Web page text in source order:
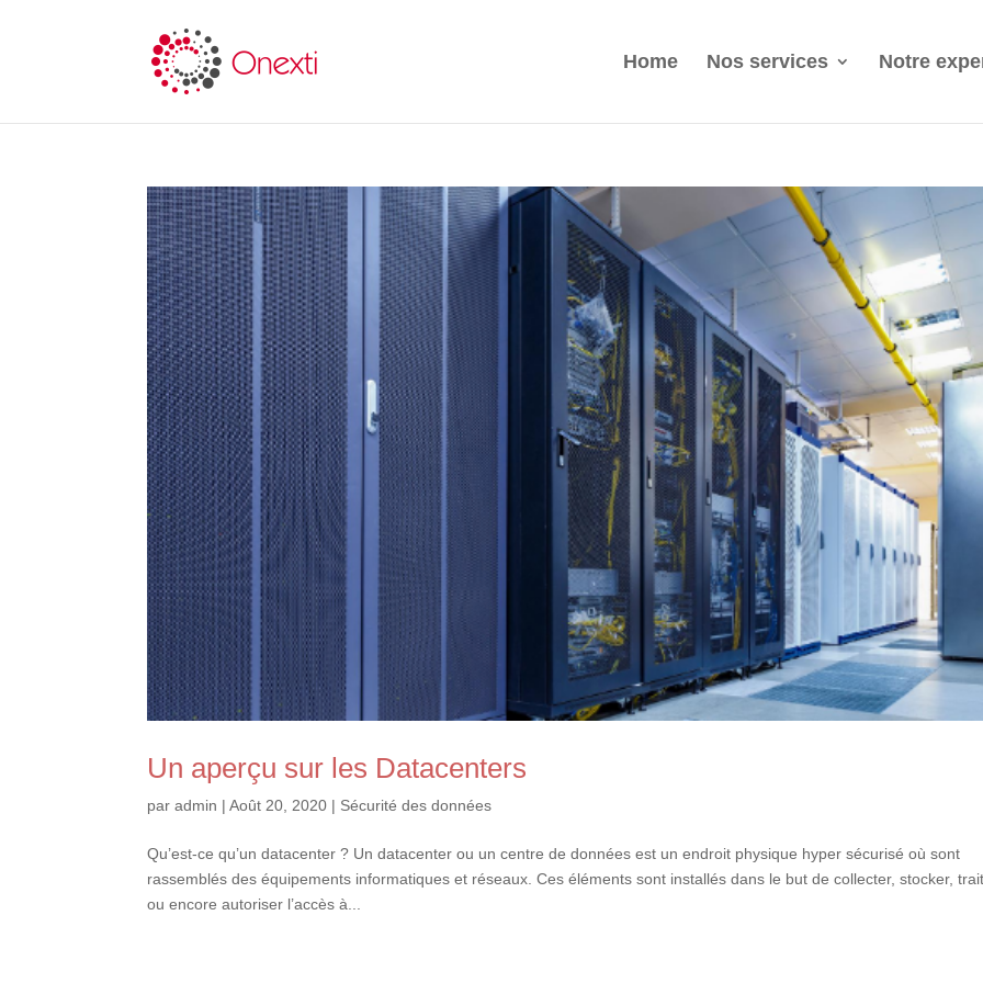
Home Nos services Notre
Un aperçu sur les Datacenters
paradmin |Août 20, 2020 | Sécurité des données
Qu’est-ce qu’un datacenter ? Un datacenter ou un centre de données est un endroit physique hyper sécurisé où sont
rassemblés des équipements informatiques et réseaux. Ces éléments sont installés dans le but de collecter, stocker,
ou encore autoriser l’accès à...